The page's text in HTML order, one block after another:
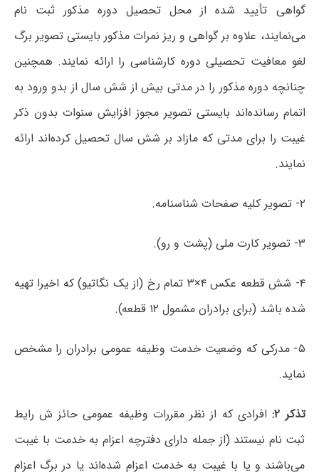
گواهی تأیید شده از محل تحصیل دوره مذکور ثبت نام
می‌نمایند، علاوه بر گواهی و ریز نمرات مذکور بایستی تصویر برگ
لغو معافیت تحصیلی دوره کارشناسی را ارائه نمایند. همچنین
چنانچه دوره مذکور را در مدتی بیش از شش سال از بدو ورود به
اتمام رسانده‌اند بایستی تصویر مجوز افزایش سنوات بدون ذکر
غیبت را برای مدتی که مازاد بر شش سال تحصیل کرده‌اند ارائه
نمایند.
۲- تصویر کلیه صفحات شناسنامه.
۳- تصویر کارت ملی (پشت و رو).
۴- شش قطعه عکس ۴×۳ تمام رخ (از یک نگاتیو) که اخیرا تهیه
شده باشد (برای برادران مشمول ۱۲ قطعه).
۵- مدرکی که وضعیت خدمت وظیفه عمومی برادران را مشخص
نماید.
تذکر ۲:
افرادی که از نظر مقررات وظیفه عمومی حائز ش رایط
ثبت نام نیستند (از جمله دارای دفترچه اعزام به خدمت با غیبت
می‌باشند و یا با غیبت به خدمت اعزام شده‌اند یا در برگ اعزام